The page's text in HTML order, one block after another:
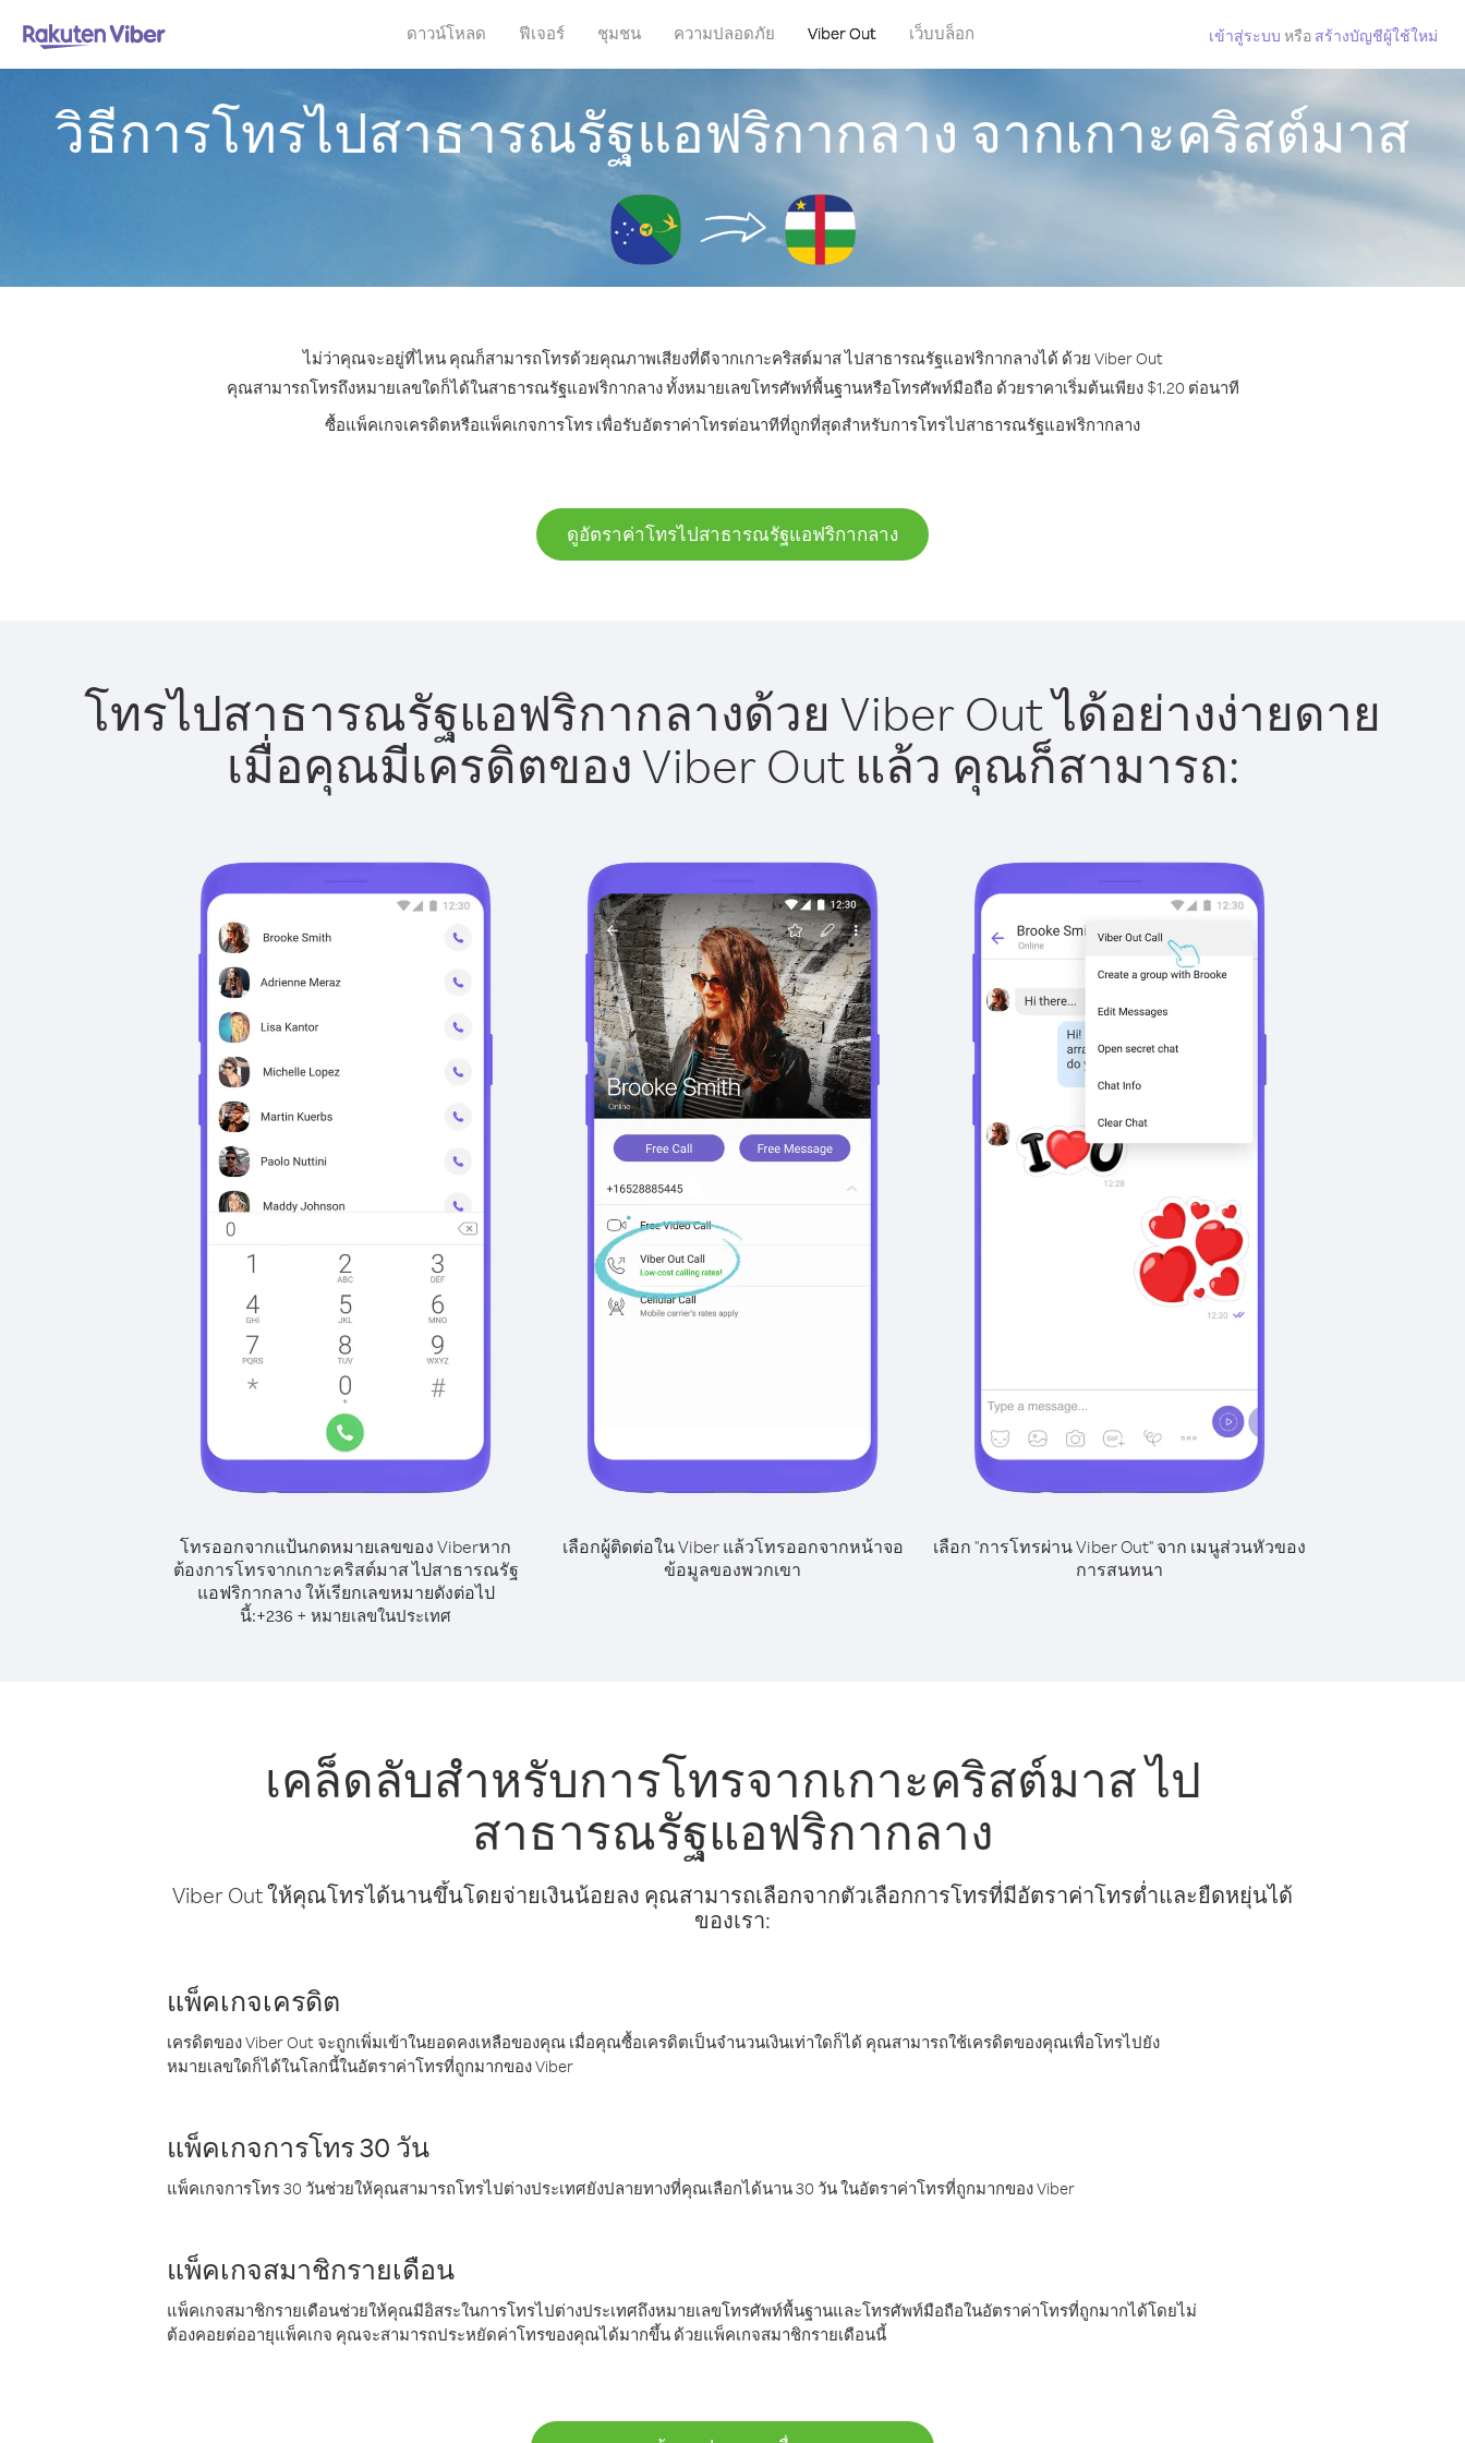
ดาวน์โหลด ฟีเจอร์ ชุมชน ความปลอดภัย Viber Out เว็บบล็อก เข้าสู่ระบบ หรือ สร้างบัญชีผู้ใช้ใหม่
วิธีการโทรไปสาธารณรัฐแอฟริกากลาง จากเกาะคริสต์มาส
ไม่ว่าคุณจะอยู่ที่ไหน คุณก็สามารถโทรด้วยคุณภาพเสียงที่ดีจากเกาะคริสต์มาส ไปสาธารณรัฐแอฟริกากลางได้ ด้วย Viber Out
คุณสามารถโทรถึงหมายเลขใดก็ได้ในสาธารณรัฐแอฟริกากลาง ทั้งหมายเลขโทรศัพท์พื้นฐานหรือโทรศัพท์มือถือ ด้วยราคาเริ่มต้นเพียง $1.20 ต่อนาที
ซื้อแพ็คเกจเครดิตหรือแพ็คเกจการโทร เพื่อรับอัตราค่าโทรต่อนาทีที่ถูกที่สุดสำหรับการโทรไปสาธารณรัฐแอฟริกากลาง
ดูอัตราค่าโทรไปสาธารณรัฐแอฟริกากลาง
โทรไปสาธารณรัฐแอฟริกากลางด้วย Viber Out ได้อย่างง่ายดาย
เมื่อคุณมีเครดิตของ Viber Out แล้ว คุณก็สามารถ:
โทรออกจากแป้นกดหมายเลขของ Viberหาก
ต้องการโทรจากเกาะคริสต์มาส ไปสาธารณรัฐ
แอฟริกากลาง ให้เรียกเลขหมายดังต่อไป
นี้:+236 + หมายเลขในประเทศ
เลือกผู้ติดต่อใน Viber แล้วโทรออกจากหน้าจอ
ข้อมูลของพวกเขา
เลือก "การโทรผ่าน Viber Out" จาก เมนูส่วนหัวของ
การสนทนา
เคล็ดลับสำหรับการโทรจากเกาะคริสต์มาส ไป
สาธารณรัฐแอฟริกากลาง
Viber Out ให้คุณโทรได้นานขึ้นโดยจ่ายเงินน้อยลง คุณสามารถเลือกจากตัวเลือกการโทรที่มีอัตราค่าโทรต่ำและยืดหยุ่นได้
ของเรา:
แพ็คเกจเครดิต
เครดิตของ Viber Out จะถูกเพิ่มเข้าในยอดคงเหลือของคุณ เมื่อคุณซื้อเครดิตเป็นจำนวนเงินเท่าใดก็ได้ คุณสามารถใช้เครดิตของคุณเพื่อโทรไปยัง
หมายเลขใดก็ได้ในโลกนี้ในอัตราค่าโทรที่ถูกมากของ Viber
แพ็คเกจการโทร 30 วัน
แพ็คเกจการโทร 30 วันช่วยให้คุณสามารถโทรไปต่างประเทศยังปลายทางที่คุณเลือกได้นาน 30 วัน ในอัตราค่าโทรที่ถูกมากของ Viber
แพ็คเกจสมาชิกรายเดือน
แพ็คเกจสมาชิกรายเดือนช่วยให้คุณมีอิสระในการโทรไปต่างประเทศถึงหมายเลขโทรศัพท์พื้นฐานและโทรศัพท์มือถือในอัตราค่าโทรที่ถูกมากได้โดยไม่
ต้องคอยต่ออายุแพ็คเกจ คุณจะสามารถประหยัดค่าโทรของคุณได้มากขึ้น ด้วยแพ็คเกจสมาชิกรายเดือนนี้